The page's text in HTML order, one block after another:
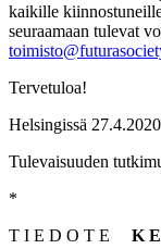
kaikille
seuraamaan tulevat
Tervetuloa!
Helsingissä 27.4.2020
Tulevaisuuden
*
T I E D O T E K